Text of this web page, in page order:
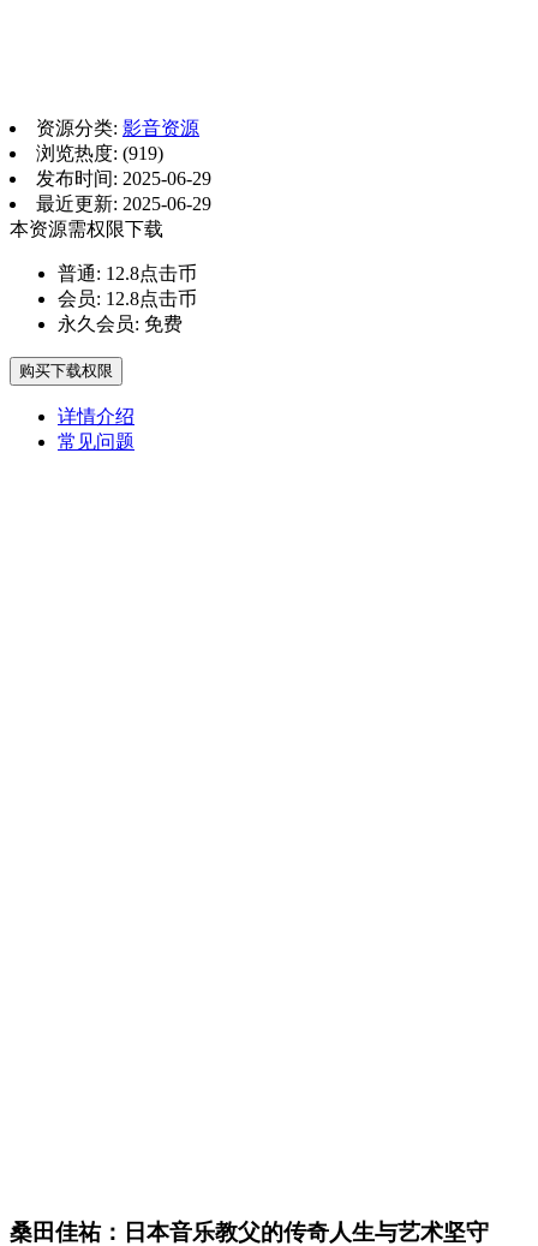
资源分类: 影音资源
浏览热度: (919)
发布时间: 2025-06-29
最近更新: 2025-06-29
本资源需权限下载
普通: 12.8点击币
会员: 12.8点击币
永久会员: 免费
购买下载权限
详情介绍
常见问题
桑田佳祐：日本音乐教父的传奇人生与艺术坚守